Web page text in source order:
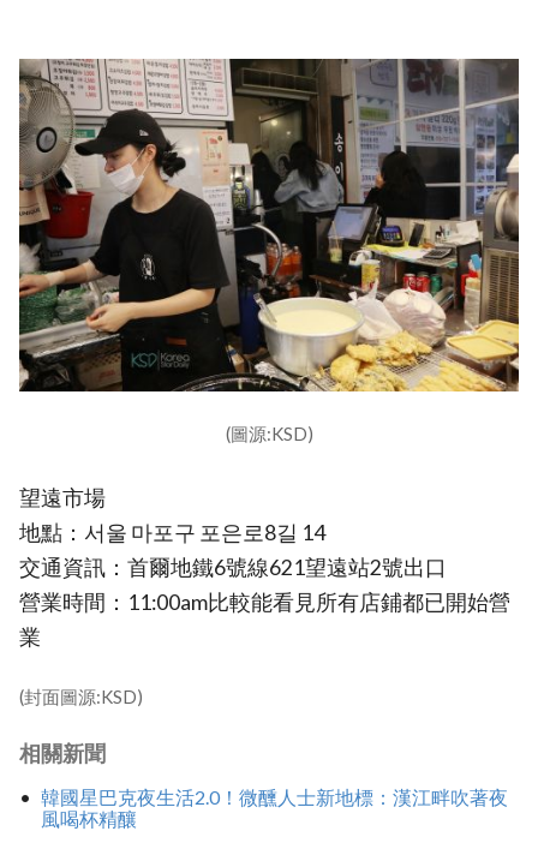
(圖源:KSD)
望遠市場
地點：서울 마포구 포은로8길 14
交通資訊：首爾地鐵6號線621望遠站2號出口
營業時間：11:00am比較能看見所有店鋪都已開始營
業
(封面圖源:KSD)
相關新聞
韓國星巴克夜生活2.0！微醺人士新地標：漢江畔吹著夜
風喝杯精釀